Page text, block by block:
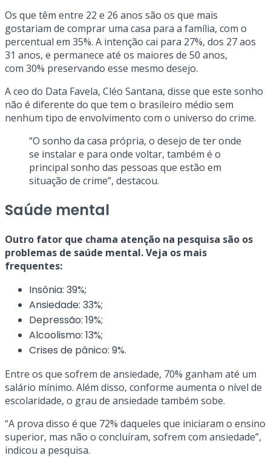
Os que têm entre 22 e 26 anos são os que mais
gostariam de comprar uma casa para a família, com o
percentual em 35%. A intenção cai para 27%, dos 27 aos
31 anos, e permanece até os maiores de 50 anos,
com 30% preservando esse mesmo desejo.
A ceo do Data Favela, Cléo Santana, disse que este sonho
não é diferente do que tem o brasileiro médio sem
nenhum tipo de envolvimento com o universo do crime.
“O sonho da casa própria, o desejo de ter onde
se instalar e para onde voltar, também é o
principal sonho das pessoas que estão em
situação de crime”, destacou.
Saúde mental
Outro fator que chama atenção na pesquisa são os
problemas de saúde mental. Veja os mais
frequentes:
Insônia: 39%;
Ansiedade: 33%;
Depressão: 19%;
Alcoolismo: 13%;
Crises de pânico: 9%.
Entre os que sofrem de ansiedade, 70% ganham até um
salário mínimo. Além disso, conforme aumenta o nível de
escolaridade, o grau de ansiedade também sobe.
“A prova disso é que 72% daqueles que iniciaram o ensino
superior, mas não o concluíram, sofrem com ansiedade”,
indicou a pesquisa.